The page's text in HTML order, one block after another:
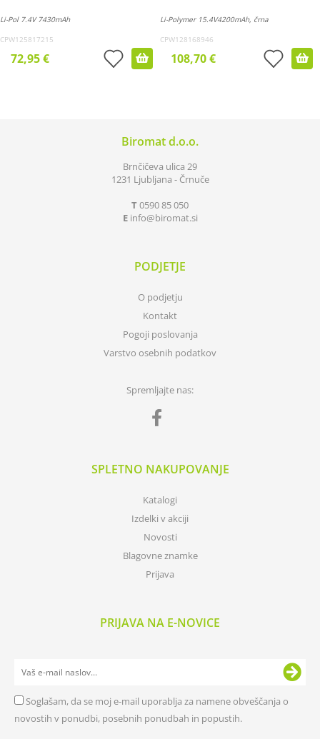
Li-Pol 7.4V 7430mAh
CPW125817215
72,95 €
Li-Polymer 15.4V4200mAh, črna
CPW128168946
108,70 €
Biromat d.o.o.
Brnčičeva ulica 29
1231 Ljubljana - Črnuče
T0590 85 050
E info biromat.si
PODJETJE
O podjetju
Kontakt
Pogoji poslovanja
Varstvo osebnih podatkov
Spremljajte nas:
SPLETNO NAKUPOVANJE
Katalogi
Izdelki v akciji
Novosti
Blagovne znamke
Prijava
PRIJAVA NA E-NOVICE
Soglašam, da se moj e-mail uporablja za namene obveščanja o
novostih v ponudbi, posebnih ponudbah in popustih.